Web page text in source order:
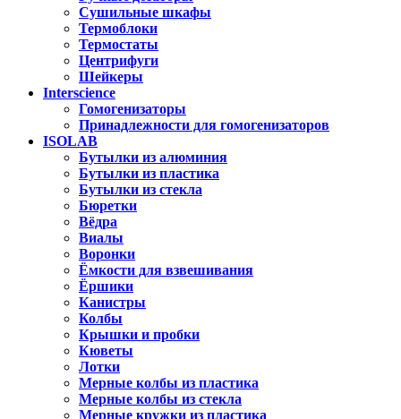
Сушильные шкафы
Термоблоки
Термостаты
Центрифуги
Шейкеры
Interscience
Гомогенизаторы
Принадлежности для гомогенизаторов
ISOLAB
Бутылки из алюминия
Бутылки из пластика
Бутылки из стекла
Бюретки
Вёдра
Виалы
Воронки
Ёмкости для взвешивания
Ёршики
Канистры
Колбы
Крышки и пробки
Кюветы
Лотки
Мерные колбы из пластика
Мерные колбы из стекла
Мерные кружки из пластика